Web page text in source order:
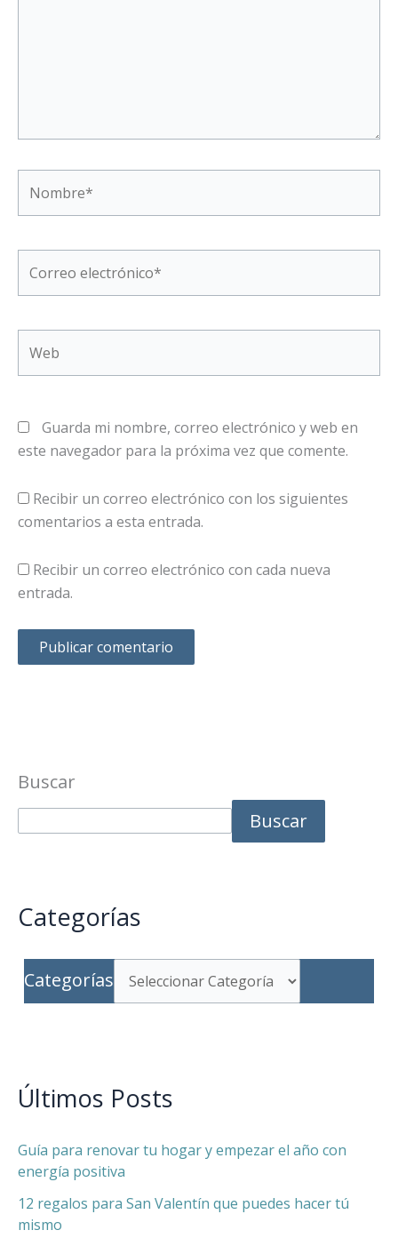
electrónico*
Guarda mi nombre, correo electrónico y web en
este navegador para la próxima vez que comente.
Recibir un correo electrónico con los siguientes
comentarios a esta entrada.
Recibir un correo electrónico con cada nueva
entrada.
Buscar
Buscar
Categorías
Categorías
Últimos Posts
Guía para renovar tu hogar y empezar el año con
energía positiva
12 regalos para San Valentín que puedes hacer tú
mismo